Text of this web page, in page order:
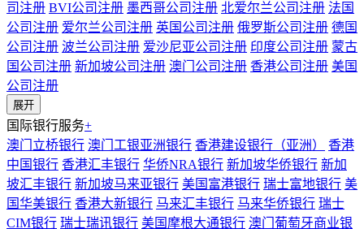
司注册 BVI公司注册 墨西哥公司注册 北爱尔兰公司注册 法国
公司注册 爱尔兰公司注册 英国公司注册 俄罗斯公司注册 德国
公司注册 波兰公司注册 爱沙尼亚公司注册 印度公司注册 蒙古
国公司注册 新加坡公司注册 澳门公司注册 香港公司注册 美国
公司注册
展开
国际银行服务+
澳门立桥银行 澳门工银亚洲银行 香港建设银行（亚洲）
香港
中国银行 香港汇丰银行 华侨NRA银行 新加坡华侨银行 新加
坡汇丰银行 新加坡马来亚银行 美国富港银行 瑞士富地银行 美
国华美银行 香港大新银行 马来汇丰银行 马来华侨银行 瑞士
CIM银行 瑞士瑞讯银行 美国摩根大通银行 澳门葡萄牙商业银